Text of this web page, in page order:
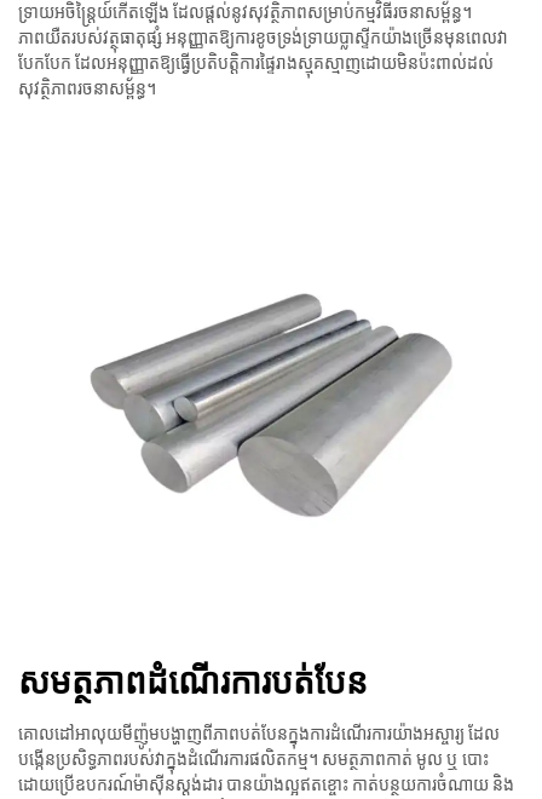
ទ្រាយអចិន្រ្តៃយ៍កើតឡើង ដែលផ្តល់នូវសុវត្ថិភាពសម្រាប់កម្មវិធីរចនាសម្ព័ន្ធ។
ភាពយឺតរបស់វត្ថុធាតុផ្សំ អនុញ្ញាតឱ្យការខូចទ្រង់ទ្រាយប្លាស្ទីកយ៉ាងច្រើនមុនពេលវា
បែកបែក ដែលអនុញ្ញាតឱ្យធ្វើប្រតិបត្តិការផ្ទៃរាងស្មុគស្មាញដោយមិនប៉ះពាល់ដល់
សុវត្ថិភាពរចនាសម្ព័ន្ធ។
សមត្ថភាព​ដំណើរការ​បត់​បែន
គោលដៅអាលុយមីញ៉ូមបង្ហាញពីភាពបត់បែនក្នុងការដំណើរការយ៉ាងអស្ចារ្យ ដែល
បង្កើនប្រសិទ្ធភាពរបស់វាក្នុងដំណើរការផលិតកម្ម។ សមត្ថភាពកាត់​ មូល​ ឬ​ បោះ​
ដោយ​ប្រើ​ឧបករណ៍​ម៉ាស៊ីន​ស្តង់ដារ​ បាន​យ៉ាង​ល្អ​ឥត​ខ្ចោះ កាត់​បន្ថយ​ការ​ចំណាយ​ និង​